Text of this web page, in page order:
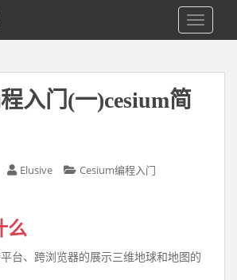
入门(一)cesium简
Elusive Cesium编程入门
么
台、跨浏览器的展示三维地球和地图的